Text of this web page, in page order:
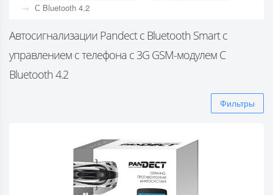
С Bluetooth 4.2
Автосигнализации Pandect с Bluetooth Smart с
управлением с телефона с 3G GSM-модулем С
Bluetooth 4.2
Фильтры